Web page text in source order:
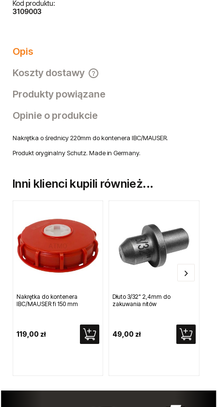
Kod produktu:
3109003
Opis
Koszty dostawy
Produkty powiązane
Opinie o produkcie
Nakrętka o średnicy 220mm do kontenera IBC/MAUSER.
Produkt oryginalny Schutz. Made in Germany.
Inni klienci kupili również...
Nakrętka do kontenera
IBC/MAUSER fi 150 mm
119,00 zł
Dłuto 3/32" 2,4mm do
zakuwania nitów
49,00 zł